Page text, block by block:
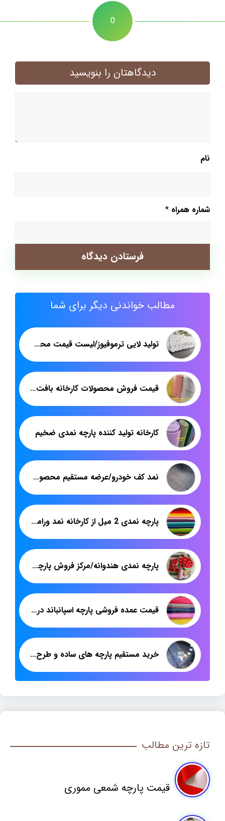
0
دیدگاهتان را بنویسید
نام
شماره همراه *
مطالب خواندنی دیگر برای شما
تولید لایی ترموفیوز/لیست قیمت محصولات کارخانه تولید لایی ترموفیوز
قیمت فروش محصولات کارخانه بافت پارچه دستمال میکروفایبر
کارخانه تولید کننده پارچه نمدی ضخیم
نمد کف خودرو/عرضه مستقیم محصولات کارخانه تولید نمد کف خودرو
پارچه نمدی 2 میل از کارخانه نمد ورامین +قیمت خرید عمده
پارچه نمدی هندوانه/مرکز فروش پارچه نمدی هندوانه
قیمت عمده فروشی پارچه اسپانباند در بازار تهران
خرید مستقیم پارچه های ساده و طرح دار شرکت فاستونی مطهری
تازه ترین مطالب
قیمت پارچه شمعی مموری